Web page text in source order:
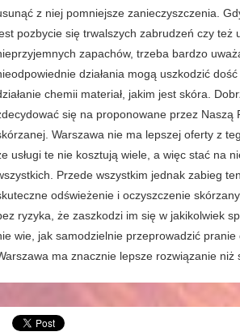
z niej pomniejsze zanieczyszczenia.
pozbycie się trwalszych zabrudzeń czy też
zapachów, trzeba bardzo
działania mogą uszkodzić
chemii materiał, jakim jest skóra.
się na proponowane przez Naszą
Warszawa nie ma lepszej oferty z
usługi te nie kosztują wiele, a więc stać na
Przede wszystkim jednak zabieg
odświeżenie i oczyszczenie
ryzyka, że zaszkodzi im się w jakikolwiek
wie, jak samodzielnie przeprowadzić pranie
ma znacznie lepsze rozwiązanie niż